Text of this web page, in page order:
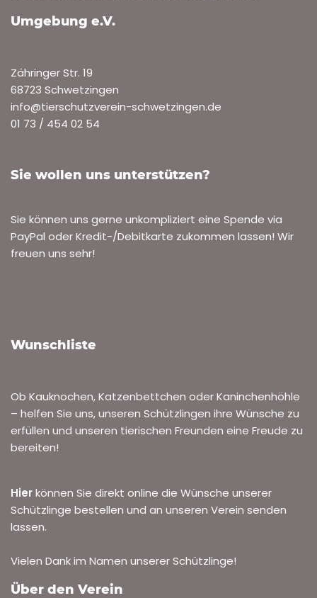
Fundkatze Hirschacker
VONROLF HENN
16. SEPTEMBER 2024
ARCHIV ZUGELAUFENE TIERE
zugelaufen. Laut Tätowierung ist sie 18 oder 19 Jahre alt,
gefunden
VONROLF HENN
Waldspielplatz in Nussloch von aufmerksamen